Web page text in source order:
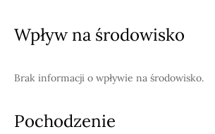
Wpływ na środowisko
Brak informacji o wpływie na środowisko.
Pochodzenie